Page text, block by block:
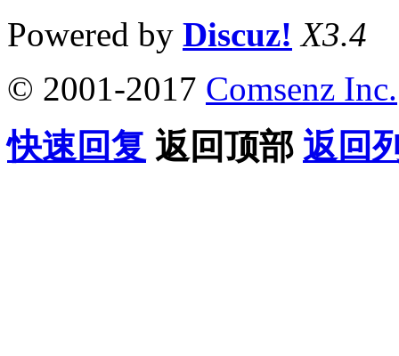
Powered by Discuz! X3.4
© 2001-2017 Comsenz Inc.
快速回复 返回顶部 返回